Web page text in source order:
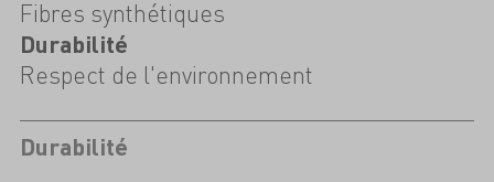
Fibres synthétiques
Durabilité
Respect de l'environnement
Durabilité